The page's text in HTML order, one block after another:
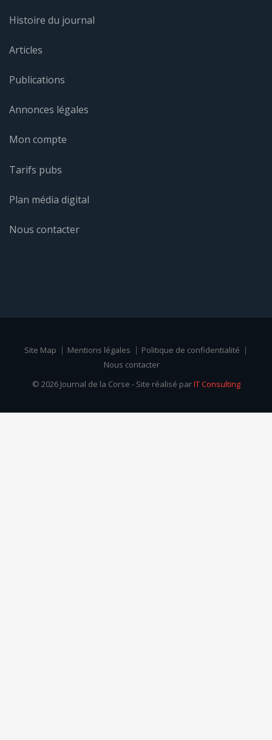
Histoire du journal
Articles
Publications
Annonces légales
Mon compte
Tarifs pubs
Plan média digital
Nous contacter
Site Map Mentions légales
Politique de confidentialité
Nous contacter
© 2026 Journal de la Corse - Site réalisé parIT Consulting